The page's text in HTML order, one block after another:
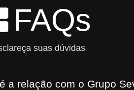
Skip to Main Content
FAQs
suas dúvidas
a relação com o Grupo